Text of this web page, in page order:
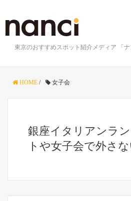
東京のおすすめスポット紹介メディア 「ナ
HOME / 女子会
銀座イタリアンラ
トや女子会で外さ